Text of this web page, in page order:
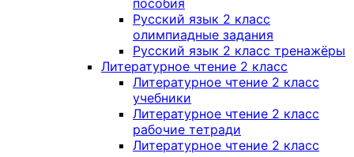
пособия
Русский язык 2 класс
олимпиадные задания
Русский язык 2 класс тренажёры
Литературное чтение 2 класс
Литературное чтение 2 класс
учебники
Литературное чтение 2 класс
рабочие тетради
Литературное чтение 2 класс